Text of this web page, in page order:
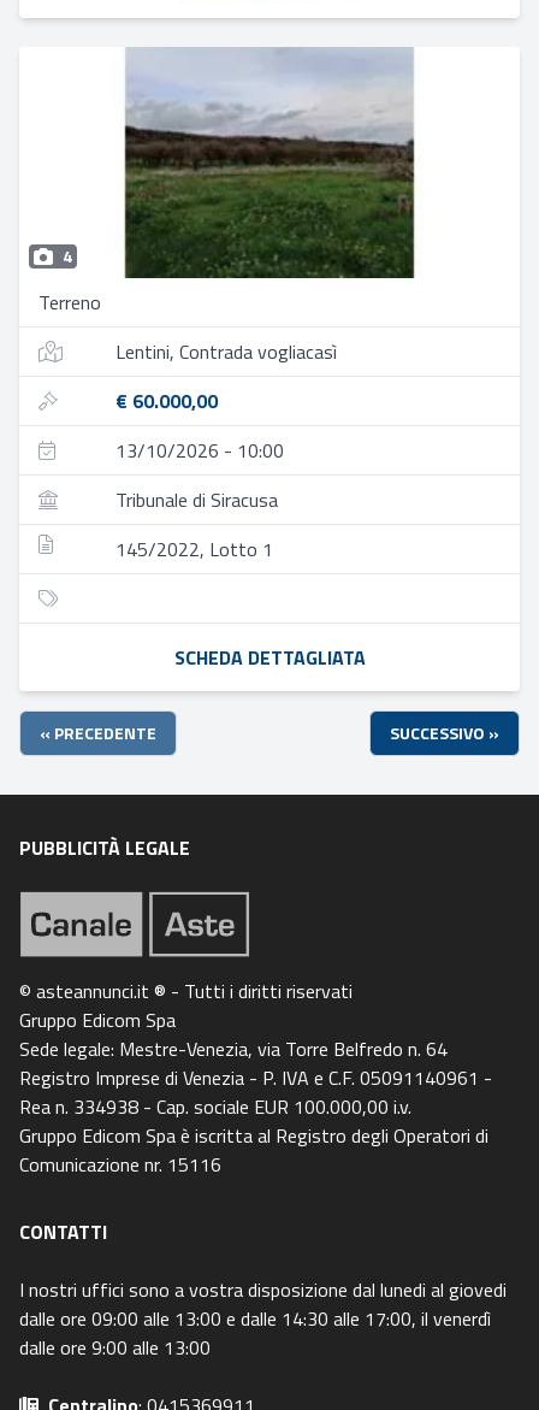
4
Terreno
Lentini, Contrada vogliacasì
€ 60.000,00
13/10/2026 - 10:00
Tribunale di Siracusa
145/2022, Lotto 1
SCHEDA DETTAGLIATA
« PRECEDENTE SUCCESSIVO »
PUBBLICITÀ LEGALE
© asteannunci.it ® - Tutti i diritti riservati
Gruppo Edicom Spa
Sede legale: Mestre-Venezia, via Torre Belfredo n. 64
Registro Imprese di Venezia - P. IVA e C.F. 05091140961 -
Rea n. 334938 - Cap. sociale EUR 100.000,00 i.v.
Gruppo Edicom Spa è iscritta al Registro degli Operatori di
Comunicazione nr. 15116
CONTATTI
I nostri uffici sono a vostra disposizione dal lunedi al giovedi
dalle ore 09:00 alle 13:00 e dalle 14:30 alle 17:00, il venerdì
dalle ore 9:00 alle 13:00